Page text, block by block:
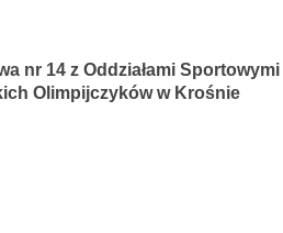
nr 14 z Oddziałami Sportowymi
Olimpijczyków w Krośnie